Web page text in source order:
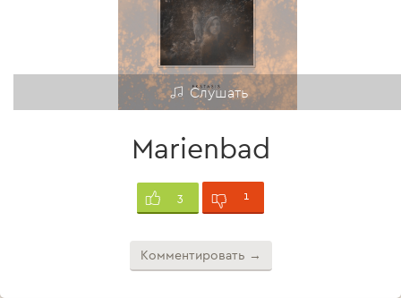
Слушать
Marienbad
3 1
Комментировать →